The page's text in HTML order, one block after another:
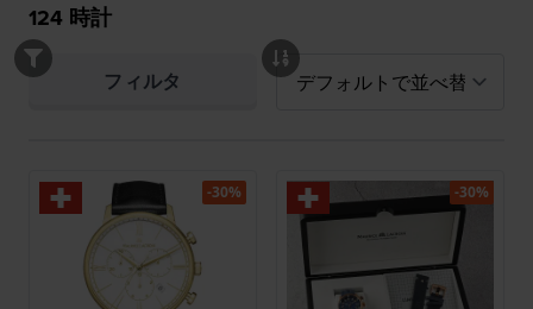
124 時計
フィルタ
-30% -30%